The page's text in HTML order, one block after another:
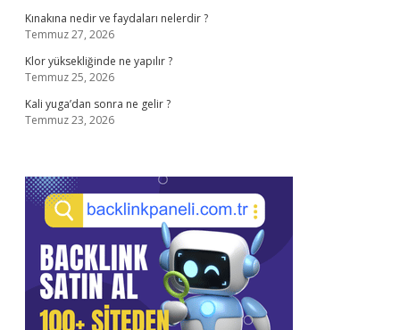
Kınakına nedir ve faydaları nelerdir ?
Temmuz 27, 2026
Klor yüksekliğinde ne yapılır ?
Temmuz 25, 2026
Kali yuga’dan sonra ne gelir ?
Temmuz 23, 2026